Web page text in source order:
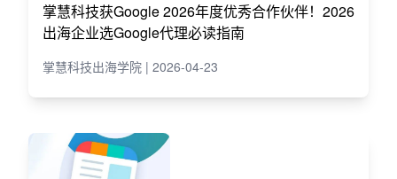
掌慧科技获Google 2026年度优秀合作伙伴！2026
出海企业选Google代理必读指南
掌慧科技出海学院 | 2026-04-23